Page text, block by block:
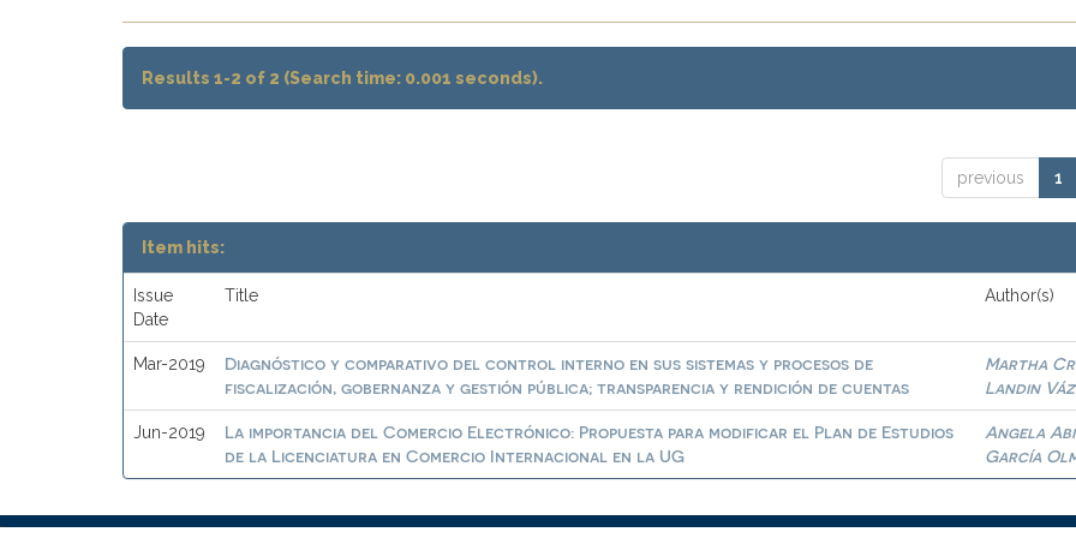
Results 1-2 of 2 (Search time: 0.001 seconds).
previous 1
Item hits:
Issue
Date
Title Author(s)
Mar-2019
Diagnóstico y comparativo del control interno en sus sistemas y procesos de
fiscalización, gobernanza y gestión pública; transparencia y rendición de cuentas
Martha
Landin
Jun-2019
La importancia del Comercio Electrónico: Propuesta para modificar el Plan de Estudios
de la Licenciatura en Comercio Internacional en la UG
Angela
García